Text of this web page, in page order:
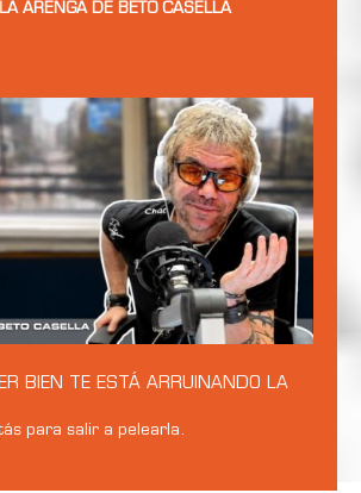
LA ARENGA DE BETO CASELLA
BIEN TE ESTÁ ARRUINANDO LA
para salir a pelearla.